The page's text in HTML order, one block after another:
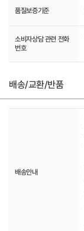
품질보증기준
소비자상담 관련 전화
번호
배송/교환/반품
배송안내